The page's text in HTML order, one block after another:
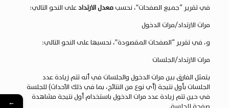
في تقرير “جميع الصفحات”، نحسبمعدل الارتدادعلى النحو التالي:
مرات الارتداد/مرات الدخول
و، في تقرير “الصفحات المقصودة”، نحسبها على النحو التالي:
مرات الارتداد/الجلسات
يتمثل الفارق بين مرات الدخول والجلسات في أنه تتم زيادة عدد
الجلسات بأول نتيجة (أي نوع من النتائج، بما في ذلك الأحداث) للجلسة
في حين تتم زيادة عدد مرات الدخول باستخدام أول نتيجة مشاهدة
←